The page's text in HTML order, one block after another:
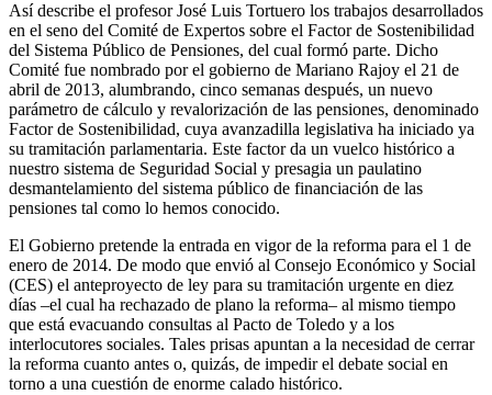
Así describe el profesor José Luis Tortuero los trabajos desarrollados
en el seno del Comité de Expertos sobre el Factor de Sostenibilidad
del Sistema Público de Pensiones, del cual formó parte. Dicho
Comité fue nombrado por el gobierno de Mariano Rajoy el 21 de
abril de 2013, alumbrando, cinco semanas después, un nuevo
parámetro de cálculo y revalorización de las pensiones, denominado
Factor de Sostenibilidad, cuya avanzadilla legislativa ha iniciado ya
su tramitación parlamentaria. Este factor da un vuelco histórico a
nuestro sistema de Seguridad Social y presagia un paulatino
desmantelamiento del sistema público de financiación de las
pensiones tal como lo hemos conocido.
El Gobierno pretende la entrada en vigor de la reforma para el 1 de
enero de 2014. De modo que envió al Consejo Económico y Social
(CES) el anteproyecto de ley para su tramitación urgente en diez
días –el cual ha rechazado de plano la reforma– al mismo tiempo
que está evacuando consultas al Pacto de Toledo y a los
interlocutores sociales. Tales prisas apuntan a la necesidad de cerrar
la reforma cuanto antes o, quizás, de impedir el debate social en
torno a una cuestión de enorme calado histórico.